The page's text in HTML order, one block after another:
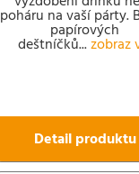
poháru na vaší párty.
papírových
deštníčků... zobraz
Detail produktu